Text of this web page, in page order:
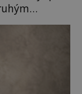
po
hustá mlha.